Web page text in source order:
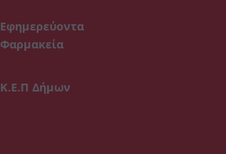
Εφημερεύοντα
Φαρμακεία
Κ.Ε.Π Δήμων